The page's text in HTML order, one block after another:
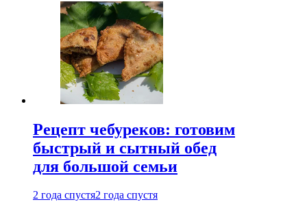
Рецепт чебуреков: готовим
быстрый и сытный обед
для большой семьи
2 года спустя2 года спустя